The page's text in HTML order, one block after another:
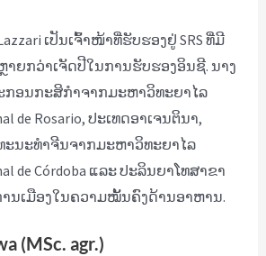
ເປັນເຈົ້າໜ້າທີ່ຮັບຮອງຢູ່ SRS ທີ່ມີ
ຍກວ່າເຈັດປີໃນການຮັບຮອງອິນຊີ. ນາງ
ອນກະສິກຳຈາກມະຫາວິທະຍາໄລ
de Rosario, ປະເທດອາເຈນຕິນາ,
ນະທຳຈີນຈາກມະຫາວິທະຍາໄລ
de Córdoba ແລະ ປະລິນຍາໂທສາຂາ
ນເມືອງໃນຄວາມໝັ້ນຄົງດ້ານອາຫານ.
(MSc. agr.)